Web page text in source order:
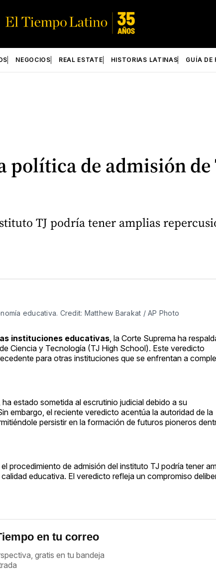
NEGOCIOS REAL ESTATE HISTORIAS LATINAS GUÍA DE
política de admisión de
TJ podría tener amplias
educativa. Credit: Matthew Barakat / AP Photo
instituciones educativas , la Corte Suprema ha
Ciencia y Tecnología (TJ High School). Este veredicto
para otras instituciones que se enfrentan a
estado sometida al escrutinio judicial debido a su
embargo, el reciente veredicto acentúa la autoridad de la
persistir en la formación de futuros pioneros
procedimiento de admisión del instituto TJ podría tener
educativa. El veredicto refleja un compromiso
en tu correo
gratis en tu bandeja